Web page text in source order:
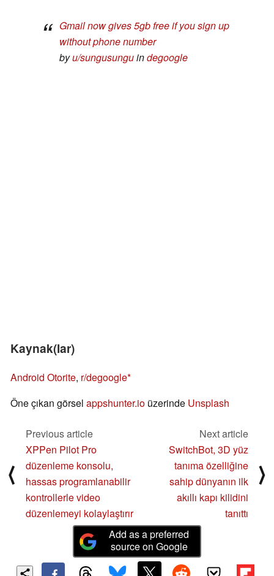
Gmail now gives 5gb free if you sign up
without phone number
byu/sungusunguindegoogle
Kaynak(lar)
Android Otorite, r/degoogle
Öne çıkan görsel appshunter.io üzerinde Unsplash
⟨
Previous article
XPPen Pilot Pro
düzenleme konsolu,
hassas programlanabilir
kontrollerle video
düzenlemeyi kolaylaştırır
Next article
SwitchBot, 3D yüz
tanıma özelliğine
sahip dünyanın ilk
akıllı kapı kilidini
tanıttı
⟩
Add as a preferred
source on Google